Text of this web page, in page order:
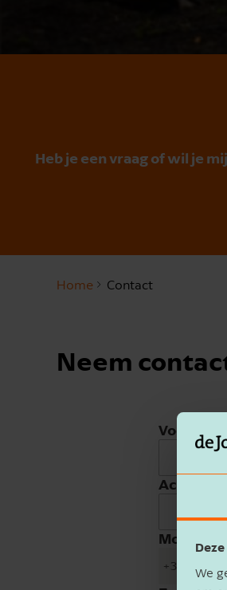
We
Heb je een vraag of wil je
Home Contact
Neem
Voornaam
Mobiele
+31